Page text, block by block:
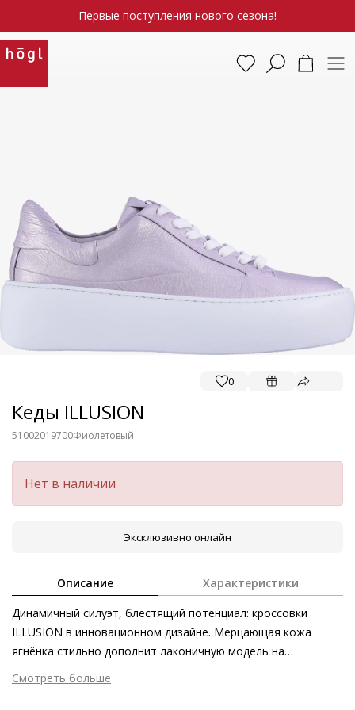
Первые поступления нового сезона!
0
Кеды ILLUSION
51002019700Фиолетовый
Нет в наличии
Эксклюзивно онлайн
Описание Характеристики
Динамичный силуэт, блестящий потенциал: кроссовки
ILLUSION в инновационном дизайне. Мерцающая кожа
ягнёнка стильно дополнит лаконичную модель на
ультралёгкой объёмной подошве. Однако наши кроссовки
покоряют не только внешним видом и первоклассным
Смотреть больше